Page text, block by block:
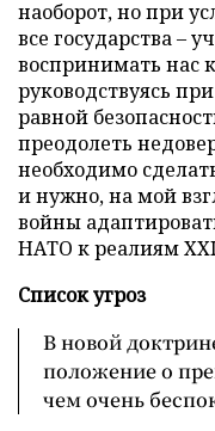
наоборот, но при
все государства –
воспринимать нас
руководствуясь
равной
преодолеть
необходимо
и нужно, на мой
войны
НАТО к реалиям ХХI
Список угроз
В новой
положение о
чем очень